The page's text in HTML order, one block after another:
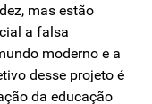
mas estão
a falsa
moderno e a
desse projeto é
da educação